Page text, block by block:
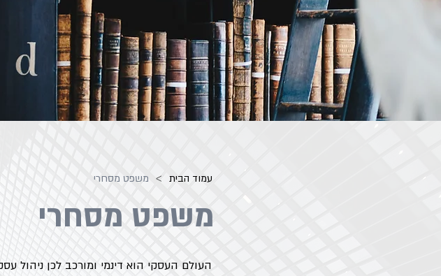
עמוד הבית > משפט מסחרי
משפט מסחרי
העולם העסקי הוא דינמי ומורכב לכן